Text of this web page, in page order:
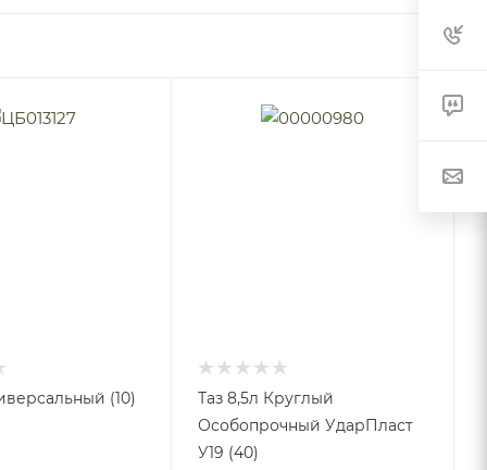
(10)
Таз 8,5л Круглый
Особопрочный УдарПласт
У19 (40)